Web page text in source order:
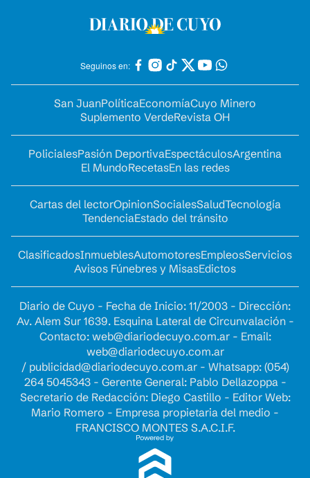
Seguinos en:
San JuanPolíticaEconomíaCuyo Minero
Suplemento VerdeRevista OH
PolicialesPasión DeportivaEspectáculosArgentina
El MundoRecetasEn las redes
Cartas del lectorOpinionSocialesSaludTecnología
TendenciaEstado del tránsito
ClasificadosInmueblesAutomotoresEmpleosServicios
Avisos Fúnebres y MisasEdictos
Diario de Cuyo - Fecha de Inicio: 11/2003 - Dirección:
Av. Alem Sur 1639. Esquina Lateral de Circunvalación -
Contacto: web@diariodecuyo.com.ar- Email:
web@diariodecuyo.com.ar
/ publicidad@diariodecuyo.com.ar- Whatsapp: (054)
264 5045343 - Gerente General: Pablo Dellazoppa -
Secretario de Redacción: Diego Castillo - Editor Web:
Mario Romero - Empresa propietaria del medio -
FRANCISCO MONTES S.A.C.I.F.